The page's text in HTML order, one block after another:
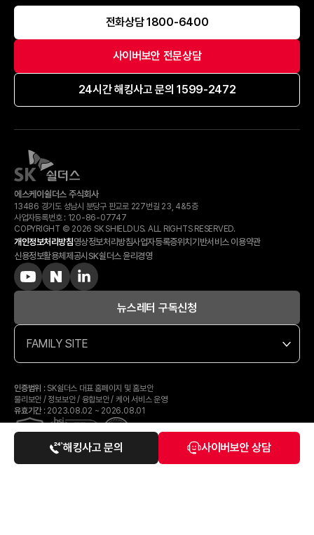
해킹사고 문의 사이버보안 상담
전화상담 1800-6400
사이버보안 전문상담
24시간 해킹사고 문의 1599-2472
에스케이쉴더스 주식회사
13486 경기도 성남시 분당구 판교로 227번길 23, 4&5층
사업자등록번호 : 120-​86-​07747
COPYRIGHT © 2026 SK SHIELDUS. ALL RIGHTS RESERVED.
개인정보처리방침영상정보처리방침사업자등록증위치기반서비스 이용약관
신용정보활용체제공시 SK쉴더스 윤리경영
뉴스레터 구독신청
FAMILY SITE
인증범위 : SK쉴더스 대표 홈페이지 및 홈보안
물리보안 / 정보보안 / 융합보안 / 케어 서비스 운영
유효기간: 2023.08.02 ~ 2026.08.01